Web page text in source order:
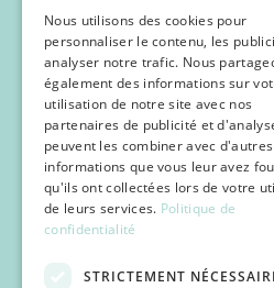
Inscription
POCUS
Nous utilisons des cookies pour
personnaliser le contenu, les
analyser notre trafic. Nous
également des informations sur
utilisation de notre site avec nos
partenaires de publicité et
peuvent les combiner avec d'autres
informations que vous leur avez
qu'ils ont collectées lors de votre
de leurs services. Politique de
confidentialité
STRICTEMENT